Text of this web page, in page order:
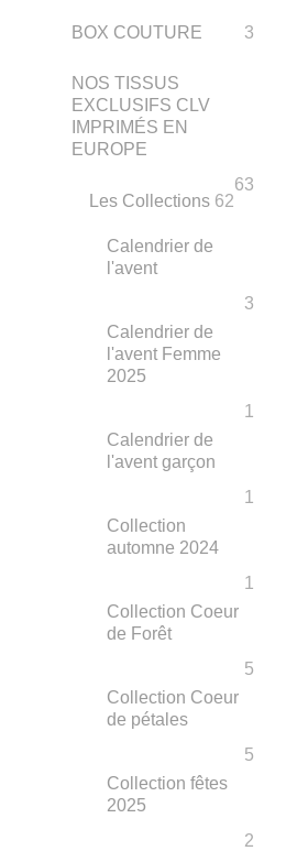
BOX COUTURE 3
NOS TISSUS
EXCLUSIFS CLV
IMPRIMÉS EN
EUROPE
63
Les Collections 62
Calendrier de
l'avent
3
Calendrier de
l'avent Femme
2025
1
Calendrier de
l'avent garçon
1
Collection
automne 2024
1
Collection Coeur
de Forêt
5
Collection Coeur
de pétales
5
Collection fêtes
2025
2